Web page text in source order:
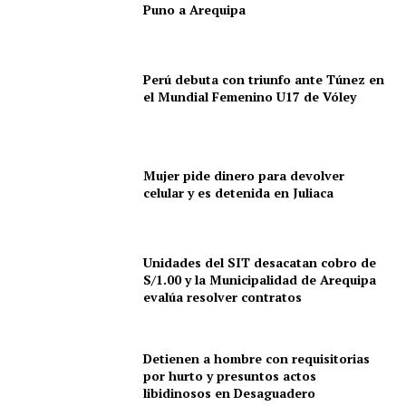
SUSCRIBETE
Puno a Arequipa
Perú debuta con triunfo ante Túnez en
el Mundial Femenino U17 de Vóley
Mujer pide dinero para devolver
celular y es detenida en Juliaca
Unidades del SIT desacatan cobro de
S/1.00 y la Municipalidad de Arequipa
evalúa resolver contratos
Detienen a hombre con requisitorias
por hurto y presuntos actos
libidinosos en Desaguadero